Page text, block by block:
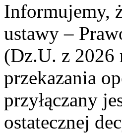
Informujemy,
ustawy –
(Dz.U. z 2026
przekazania
przyłączany
ostatecznej